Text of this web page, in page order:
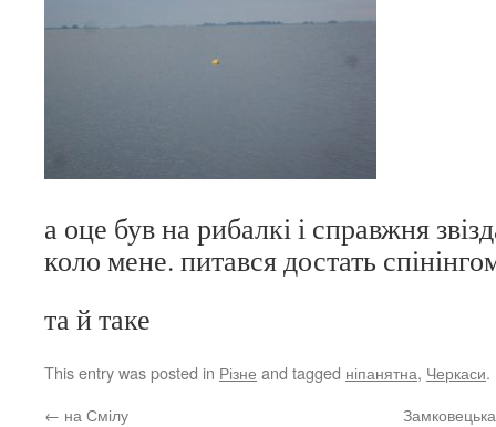
а оце був на рибалкі і справжня
коло мене. питався достать
та й таке
This entry was posted in Різне and tagged ніпанятна, Черкаси.
← на Смілу